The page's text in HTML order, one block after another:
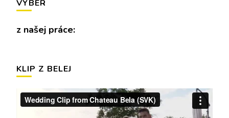
VÝBER
z našej práce:
KLIP Z BELEJ
Video
prehrávač